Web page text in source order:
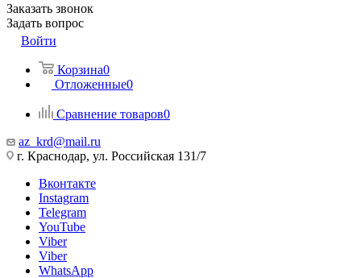
Заказать звонок
Задать вопрос
Войти
Корзина0
Отложенные0
Сравнение товаров0
az_krd@mail.ru
г. Краснодар, ул. Российская 131/7
Вконтакте
Instagram
Telegram
YouTube
Viber
Viber
WhatsApp